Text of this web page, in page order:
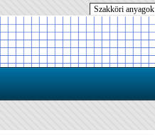
Szakköri anyagok